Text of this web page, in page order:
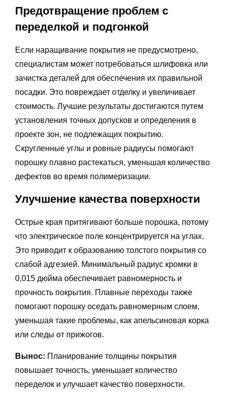
Предотвращение проблем с
переделкой и подгонкой
Если наращивание покрытия не предусмотрено,
специалистам может потребоваться шлифовка или
зачистка деталей для обеспечения их правильной
посадки. Это повреждает отделку и увеличивает
стоимость. Лучшие результаты достигаются путем
установления точных допусков и определения в
проекте зон, не подлежащих покрытию.
Скругленные углы и ровные радиусы помогают
порошку плавно растекаться, уменьшая количество
дефектов во время полимеризации.
Улучшение качества поверхности
Острые края притягивают больше порошка, потому
что электрическое поле концентрируется на углах.
Это приводит к образованию толстого покрытия со
слабой адгезией. Минимальный радиус кромки в
0,015 дюйма обеспечивает равномерность и
прочность покрытия. Плавные переходы также
помогают порошку оседать равномерным слоем,
уменьшая такие проблемы, как апельсиновая корка
или следы от прижогов.
Вынос: Планирование толщины покрытия
повышает точность, уменьшает количество
переделок и улучшает качество поверхности.